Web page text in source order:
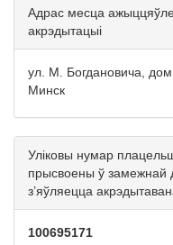
Адрас месца
акрэдытацыі
ул. М. Богдановича,
Минск
Уліковы нумар
прысвоены ў замежнай
з’яўляецца
100695171